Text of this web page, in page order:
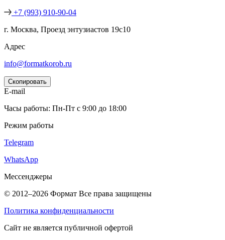
+7 (993) 910-90-04
г. Москва, Проезд энтузиастов 19с10
Адрес
info@formatkorob.ru
Скопировать
E-mail
Часы работы: Пн-Пт с 9:00 до 18:00
Режим работы
Telegram
WhatsApp
Мессенджеры
© 2012–2026 Формат Все права защищены
Политика конфиденциальности
Cайт не является публичной офертой